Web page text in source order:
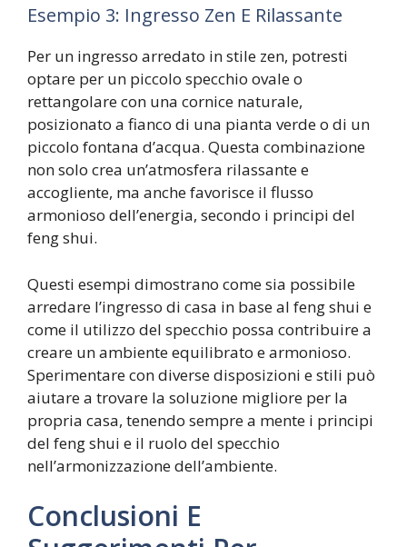
Esempio 3: Ingresso Zen E Rilassante
Per un ingresso arredato in stile zen, potresti
optare per un piccolo specchio ovale o
rettangolare con una cornice naturale,
posizionato a fianco di una pianta verde o di un
piccolo fontana d’acqua. Questa combinazione
non solo crea un’atmosfera rilassante e
accogliente, ma anche favorisce il flusso
armonioso dell’energia, secondo i principi del
feng shui.
Questi esempi dimostrano come sia possibile
arredare l’ingresso di casa in base al feng shui e
come il utilizzo del specchio possa contribuire a
creare un ambiente equilibrato e armonioso.
Sperimentare con diverse disposizioni e stili può
aiutare a trovare la soluzione migliore per la
propria casa, tenendo sempre a mente i principi
del feng shui e il ruolo del specchio
nell’armonizzazione dell’ambiente.
Conclusioni E